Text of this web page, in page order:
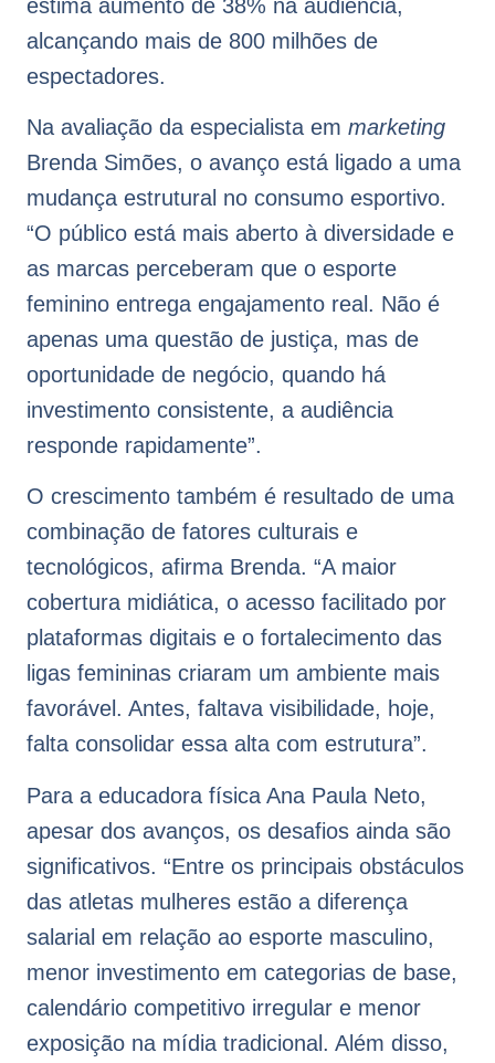
estima aumento de 38% na audiência,
alcançando mais de 800 milhões de
espectadores.
Na avaliação da especialista em marketing
Brenda Simões, o avanço está ligado a uma
mudança estrutural no consumo esportivo.
“O público está mais aberto à diversidade e
as marcas perceberam que o esporte
feminino entrega engajamento real. Não é
apenas uma questão de justiça, mas de
oportunidade de negócio, quando há
investimento consistente, a audiência
responde rapidamente”.
O crescimento também é resultado de uma
combinação de fatores culturais e
tecnológicos, afirma Brenda. “A maior
cobertura midiática, o acesso facilitado por
plataformas digitais e o fortalecimento das
ligas femininas criaram um ambiente mais
favorável. Antes, faltava visibilidade, hoje,
falta consolidar essa alta com estrutura”.
Para a educadora física Ana Paula Neto,
apesar dos avanços, os desafios ainda são
significativos. “Entre os principais obstáculos
das atletas mulheres estão a diferença
salarial em relação ao esporte masculino,
menor investimento em categorias de base,
calendário competitivo irregular e menor
exposição na mídia tradicional. Além disso,